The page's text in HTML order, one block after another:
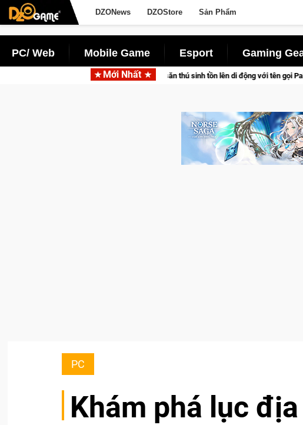
DZONews DZOStore Sản Phẩm
PC/ Web Mobile Game Esport Gaming
Mới Nhất
tấn săn thú sinh tồn lên di động với tên gọi Palworld Online Gia Nhập
PC
Khám phá lục